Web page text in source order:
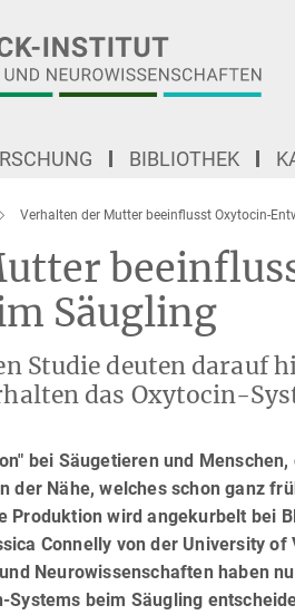
BIBLIOTHEK
Verhalten der Mutter beeinflusst Oxytocin-
Säugling
Studie deuten darauf
das Oxytocin-
bei Säugetieren und
der Nähe, welches schon ganz
Produktion wird angekurbelt bei
Connelly von der University
Neurowissenschaften haben
Systems beim Säugling